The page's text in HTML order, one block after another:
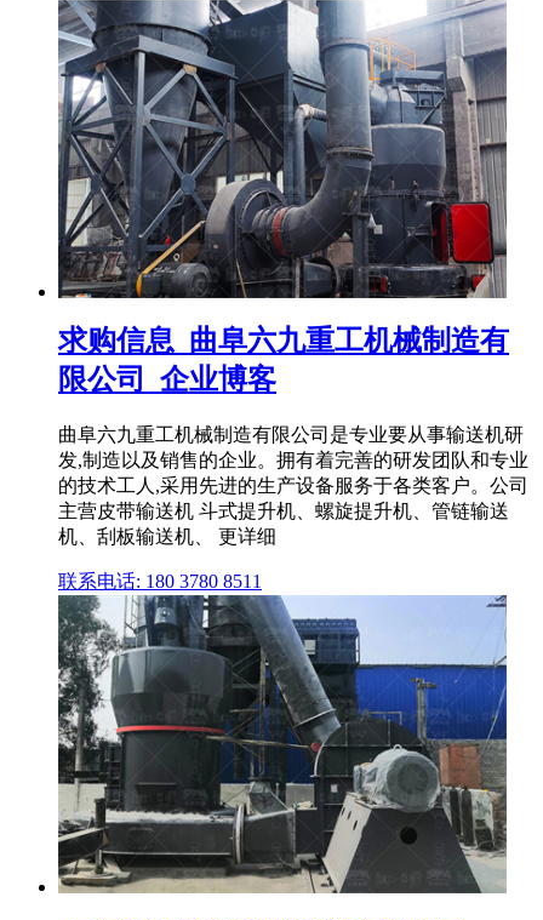
求购信息_曲阜六九重工机械制造有
限公司_企业博客
曲阜六九重工机械制造有限公司是专业要从事输送机研
发,制造以及销售的企业。拥有着完善的研发团队和专业
的技术工人,采用先进的生产设备服务于各类客户。公司
主营皮带输送机 斗式提升机、螺旋提升机、管链输送
机、刮板输送机、 更详细
联系电话: 180 3780 8511